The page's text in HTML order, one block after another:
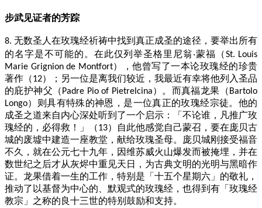
步武见证者的芳踪
8. 无数圣人在玫瑰经祈祷中找到真正成圣的途径，要举出所有
的名字是不可能的。在此仅列举圣格里尼翁‧蒙福（St. Louis
Marie Grignion de Montfort），他曾写了一本论玫瑰经的珍贵
著作（12）；另一位是离我们较近，我最近有幸将他列入圣品
的庇护神父（ Padre Pio of Pietrelcina）。而真福龙果（ Bartolo
Longo）则具有特殊的神恩，是一位真正的玫瑰经宗徒。他的
成圣之道来自内心深处听到了一个启示：「不论谁，凡推广玫
瑰经的，必得救！」（13）自此他感觉自己蒙召，要在庞贝古
城的废墟中建造一座教堂，献给玫瑰圣母。庞贝城刚接受福音
不久，就在公元七十九年，因维苏威火山爆发而被掩埋，并在
数世纪之后才从灰烬中重见天日，为古典文明的光明与黑暗作
证。龙果借着一生的工作，特别是「十五个星期六」的敬礼，
推动了以基督为中心的、默观式的玫瑰经，也得到有「玫瑰经
教宗」之称的良十三世的特别鼓励和支持。